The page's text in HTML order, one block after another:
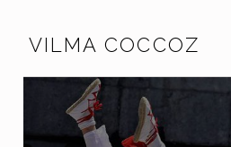
VILMA COCCOZ